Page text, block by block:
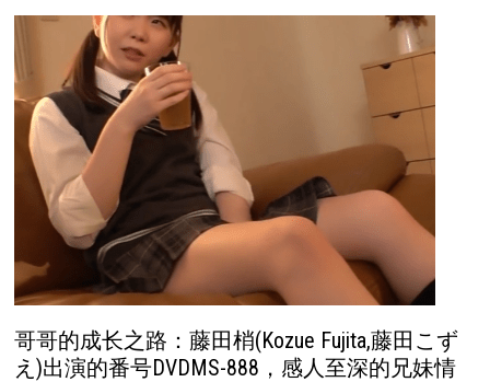
哥哥的成长之路：藤田梢(Kozue Fujita,藤田こず
え)出演的番号DVDMS-888，感人至深的兄妹情